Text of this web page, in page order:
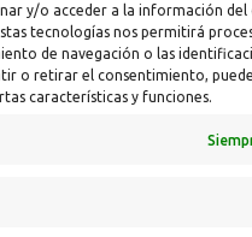
y/o acceder a la información del
tecnologías nos permitirá
de navegación o las
o retirar el consentimiento,
características y funciones.